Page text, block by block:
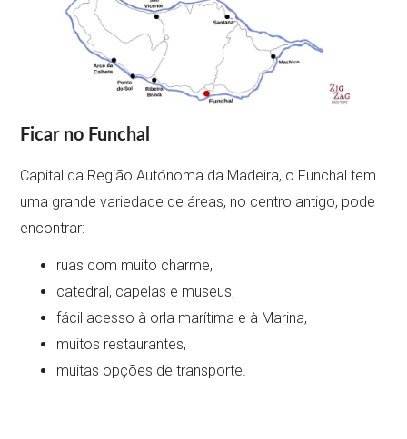
Ficar no Funchal
Capital da Região Autónoma da Madeira, o Funchal tem
uma grande variedade de áreas, no centro antigo, pode
encontrar:
ruas com muito charme,
catedral, capelas e museus,
fácil acesso à orla marítima e à Marina,
muitos restaurantes,
muitas opções de transporte.